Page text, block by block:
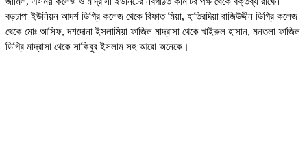
বড়চাপা ইউনিয়ন আদর্শ ডিগ্রি কলেজ থেকে রিফাত মিয়া, হাতিরদিয়া রাজিউদ্দীন ডিগ্রি কলেজ
থেকে মোঃ আসিফ, দশদোনা ইসলামিয়া ফাজিল মাদ্রাসা থেকে খাইরুল হাসান, মনতলা ফাজিল
ডিগ্রি মাদ্রাসা থেকে সাকিবুর ইসলাম সহ আরো অনেকে।